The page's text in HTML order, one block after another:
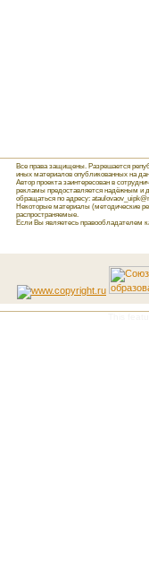
Все права защищены. Разрешается
иных материалов опубликованных на
Автор проекта заинтересован в
рекламы предоставляется надёжным и
обращаться по адресу:
Некоторые материалы (методические
распространяемые.
Если Вы являетесь правообладателем